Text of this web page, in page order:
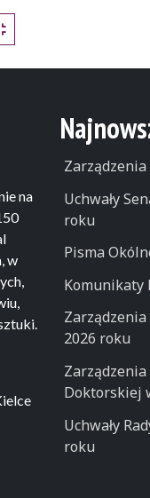
pełny linkkrótki link
na
w
Uchwały
roku
Pisma
Komunikaty
2026 roku
Zarządzenia
Doktorskiej
Uchwały
roku